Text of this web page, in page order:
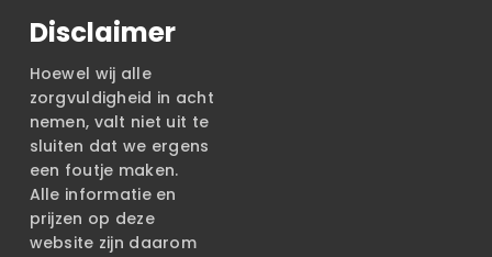
Disclaimer
Hoewel wij alle
zorgvuldigheid in acht
nemen, valt niet uit te
sluiten dat we ergens
een foutje maken.
Alle informatie en
prijzen op deze
website zijn daarom